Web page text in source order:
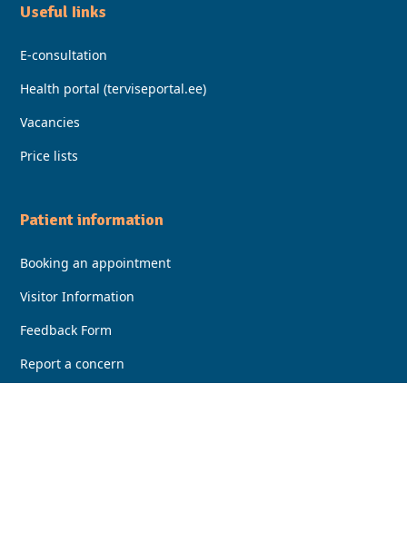
Useful Iinks
E-consultation
Health portal (terviseportal.ee)
Vacancies
Price lists
Patient information
Booking an appointment
Visitor Information
Feedback Form
Report a concern